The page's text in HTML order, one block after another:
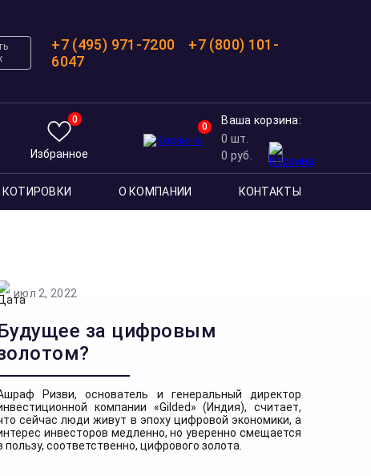
+7 (495) 971-7200
+7 (800) 101-
6047
0
Избранное
0
Ваша корзина:
0 шт.
0 руб.
КОТИРОВКИ О КОМПАНИИ КОНТАКТЫ
июл 2, 2022
за цифровым
Ризви, основатель и генеральный директор
компании «Gilded» (Индия), считает,
сейчас люди живут в эпоху цифровой экономики, а
инвесторов медленно, но уверенно смещается
пользу, соответственно, цифрового золота.